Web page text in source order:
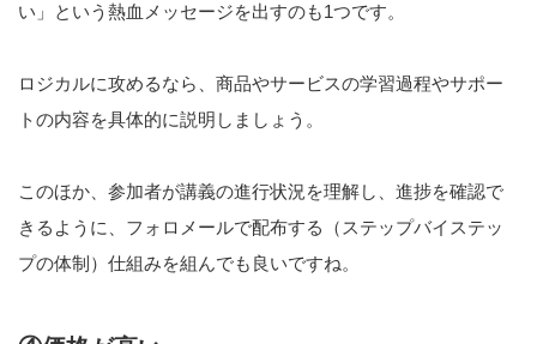
い」という熱血メッセージを出すのも1つです。
ロジカルに攻めるなら、商品やサービスの学習過程やサポー
トの内容を具体的に説明しましょう。
このほか、参加者が講義の進行状況を理解し、進捗を確認で
きるように、フォロメールで配布する（ステップバイステッ
プの体制）仕組みを組んでも良いですね。